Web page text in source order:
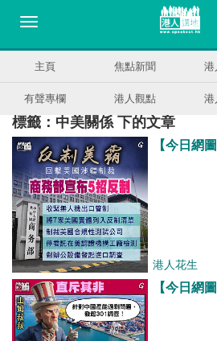
主頁 焦點新聞 港
有聲專欄 港人觀點 港
標籤：中美關係 下的文章
【今日網
港人花生
【今日網